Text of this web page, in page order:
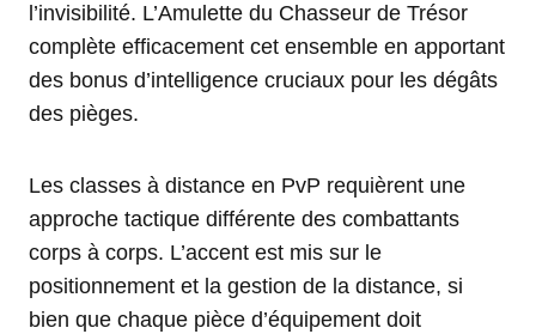
l’invisibilité. L’Amulette du Chasseur de Trésor
complète efficacement cet ensemble en apportant
des bonus d’intelligence cruciaux pour les dégâts
des pièges.
Les classes à distance en PvP requièrent une
approche tactique différente des combattants
corps à corps. L’accent est mis sur le
positionnement et la gestion de la distance, si
bien que chaque pièce d’équipement doit